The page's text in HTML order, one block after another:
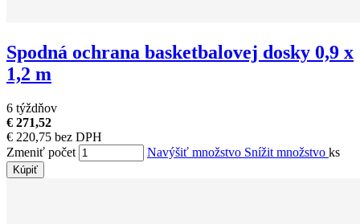
Spodná ochrana basketbalovej dosky 0,9 x
1,2 m
6 týždňov
€ 271,52
€ 220,75 bez DPH
Zmeniť počet
Navýšiť množstvo Snížit množstvo ks
Kúpiť